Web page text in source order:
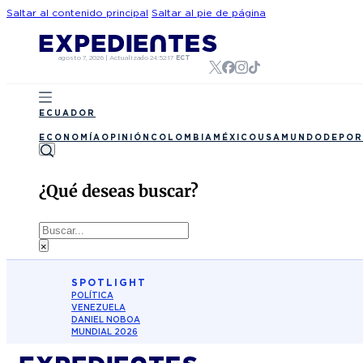
Saltar al contenido principal Saltar al pie de página
agosto 7, 2026 | Actualizado 24:52:17 ECT
ECUADOR
ECONOMÍA OPINIÓN COLOMBIA MÉXICO USA MUNDO
¿Qué deseas buscar?
Buscar
×
SPOTLIGHT
POLÍTICA
VENEZUELA
DANIEL NOBOA
MUNDIAL 2026